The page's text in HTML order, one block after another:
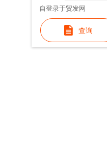
自登录于贸发网
查询